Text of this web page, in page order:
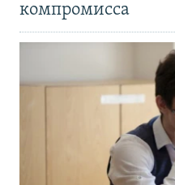
компромисса